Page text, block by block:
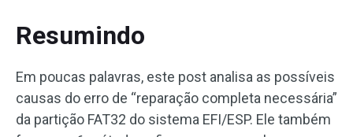
Resumindo
Em poucas palavras, este post analisa as possíveis
causas do erro de “reparação completa necessária”
da partição FAT32 do sistema EFI/ESP. Ele também